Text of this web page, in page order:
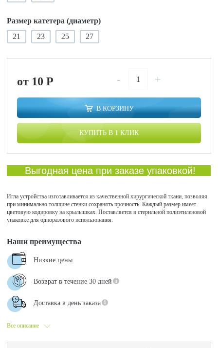
Размер катетера (диаметр)
21
23 25 27
от 10P - +
В КОРЗИНУ
КУПИТЬ В 1 КЛИК
Выгодная цена при заказе упаковкой!
Игла устройства изготавливается из качественной хирургической ткани, позволяя
при минимально толщине стенки сохранять прочность. Каждый размер имеет
цветовую кодировку на крылышках. Поставляется в стерильной полиэтиленовой
упаковке для одноразового использования.
Все описание
Наши преимущества
Низкие цены
Возврат в течение 30 дней
Доставка в день заказа